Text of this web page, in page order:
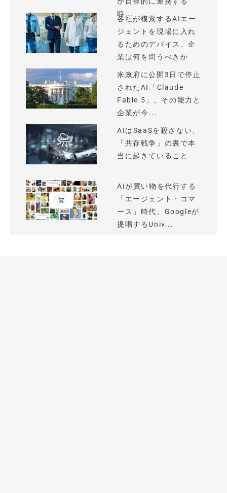
時...
各社が模索するAIエー
ジェントを現場に入れ
るためのデバイス、企
業は何を問うべきか
米政府に公開3日で停止
されたAI「Claude
Fable 5」、その能力と
企業が今...
AIはSaaSを殺さない、
「共存戦争」の裏で本
当に起きていること
AIが買い物を代行する
「エージェント・コマ
ース」時代、Googleが
提唱するUniv...